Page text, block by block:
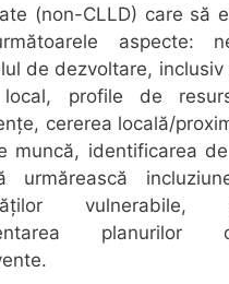
(non-CLLD) care să
aspecte:
de dezvoltare,
local, profile de
cererea locală/
muncă, identificarea
urmărească
planurilor